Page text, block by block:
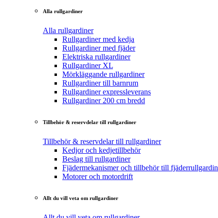
Alla rullgardiner
Alla rullgardiner
Rullgardiner med kedja
Rullgardiner med fjäder
Elektriska rullgardiner
Rullgardiner XL
Mörkläggande rullgardiner
Rullgardiner till barnrum
Rullgardiner expressleverans
Rullgardiner 200 cm bredd
Tillbehör & reservdelar till rullgardiner
Tillbehör & reservdelar till rullgardiner
Kedjor och kedjetillbehör
Beslag till rullgardiner
Fjädermekanismer och tillbehör till
Motorer och motordrift
Allt du vill veta om rullgardiner